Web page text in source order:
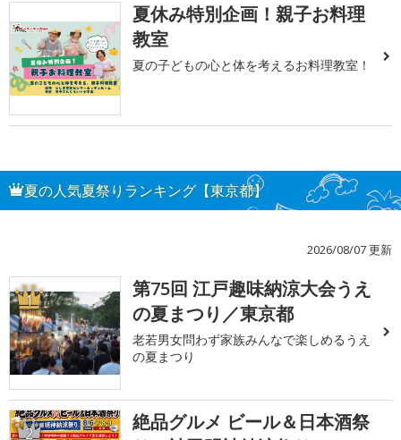
夏休み特別企画！親子お料理
教室
夏の子どもの心と体を考えるお料理教室！
夏の人気夏祭りランキング【東京都】
2026/08/07 更新
1
第75回 江戸趣味納涼大会うえ
の夏まつり／東京都
老若男女問わず家族みんなで楽しめるうえ
の夏まつり
2
絶品グルメ ビール＆日本酒祭